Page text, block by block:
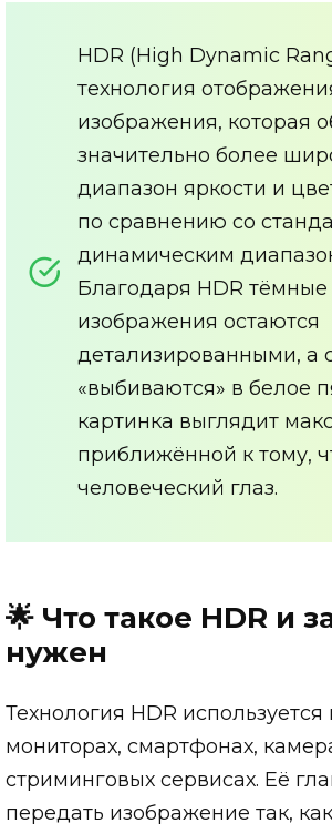
HDR (High Dynamic
технология
изображения, которая
значительно более
диапазон яркости и
по сравнению со
динамическим
Благодаря HDR тёмные
изображения остаются
детализированными, а
«выбиваются» в белое
картинка выглядит
приближённой к тому,
человеческий глаз.
🌟 Что такое HDR и
нужен
Технология HDR используется
мониторах, смартфонах,
стриминговых сервисах. Её
передать изображение так,